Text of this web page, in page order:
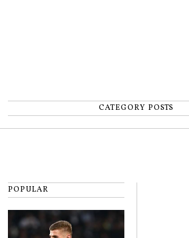
CATEGORY POSTS
POPULAR